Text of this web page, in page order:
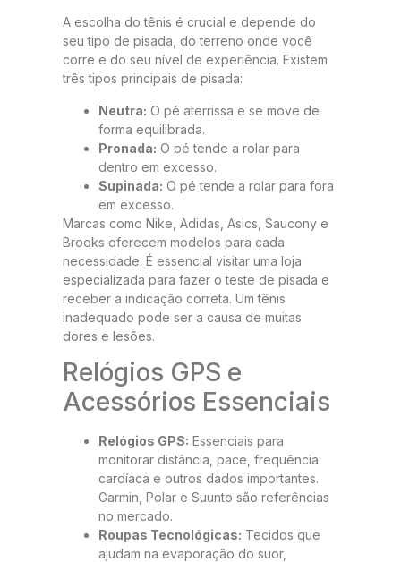
A escolha do tênis é crucial e depende do
seu tipo de pisada, do terreno onde você
corre e do seu nível de experiência. Existem
três tipos principais de pisada:
Neutra: O pé aterrissa e se move de
forma equilibrada.
Pronada: O pé tende a rolar para
dentro em excesso.
Supinada: O pé tende a rolar para fora
em excesso.
Marcas como Nike, Adidas, Asics, Saucony e
Brooks oferecem modelos para cada
necessidade. É essencial visitar uma loja
especializada para fazer o teste de pisada e
receber a indicação correta. Um tênis
inadequado pode ser a causa de muitas
dores e lesões.
Relógios GPS e
Acessórios Essenciais
Relógios GPS: Essenciais para
monitorar distância, pace, frequência
cardíaca e outros dados importantes.
Garmin, Polar e Suunto são referências
no mercado.
Roupas Tecnológicas: Tecidos que
ajudam na evaporação do suor,